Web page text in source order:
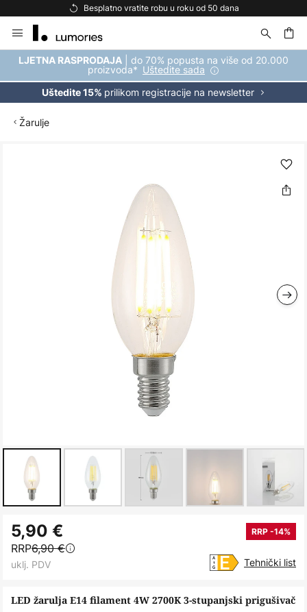
Besplatno vratite robu u roku od 50 dana
to
Content
LJETNA RASPRODAJA | do 70% popusta na više od 20.000
proizvoda* Uštedite sada
Uštedite 15% prilikom registracije na newsletter
Žarulje
to
the
beginning
the
LED žarulja E14 filament 4W 2700K 3-stupanjski prigušivač
5,90 € RRP -14%
RRP6,90 €
uklj. PDV Tehnički list